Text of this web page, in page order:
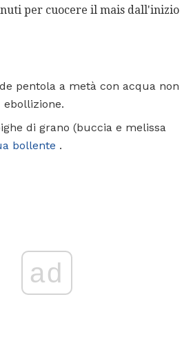
per cuocere il mais dall'inizio
pentola a metà con acqua non
ebollizione.
di grano (buccia e melissa
bollente .
ad